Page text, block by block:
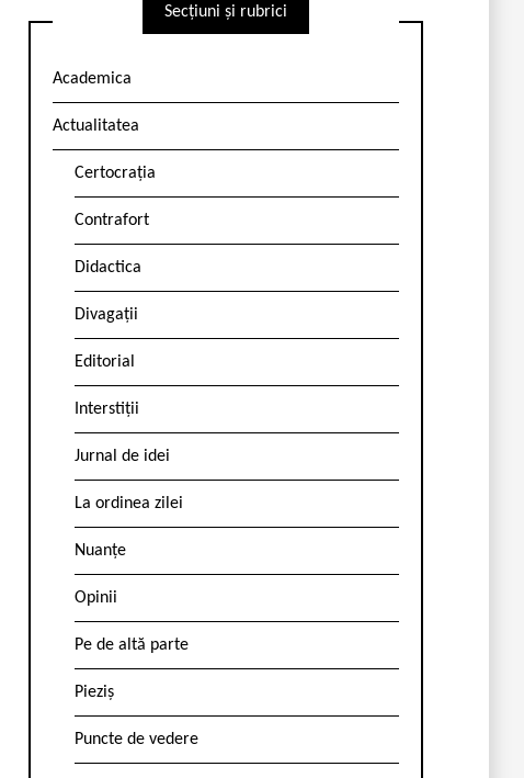
Secțiuni și rubrici
Academica
Actualitatea
Certocrația
Contrafort
Didactica
Divagații
Editorial
Interstiții
Jurnal de idei
La ordinea zilei
Nuanțe
Opinii
Pe de altă parte
Pieziș
Puncte de vedere